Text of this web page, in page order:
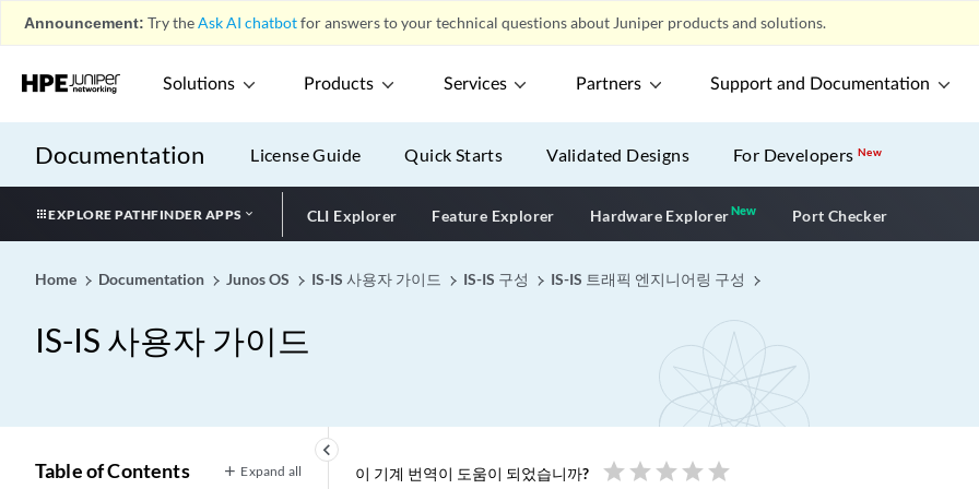
Announcement: Try theAsk AI chatbotfor answers to your technical questions about Juniper products and solutions.
Solutions Products Services Partners Support and Documentation
Documentation License Guide Quick Starts Validated Designs For DevelopersNew
EXPLORE PATHFINDER APPS CLI Explorer Feature Explorer Hardware ExplorerNewNew application
Port Checker
Home Documentation Junos OS IS-IS 사용자 가이드 IS-IS 구성 IS-IS 트래픽 엔지니어링 구성
IS-IS 사용자 가이드
keyboard_arrow_left
Table of Contents Expand all
개요
이 기계 번역이 도움이 되었습니까? star star star star star